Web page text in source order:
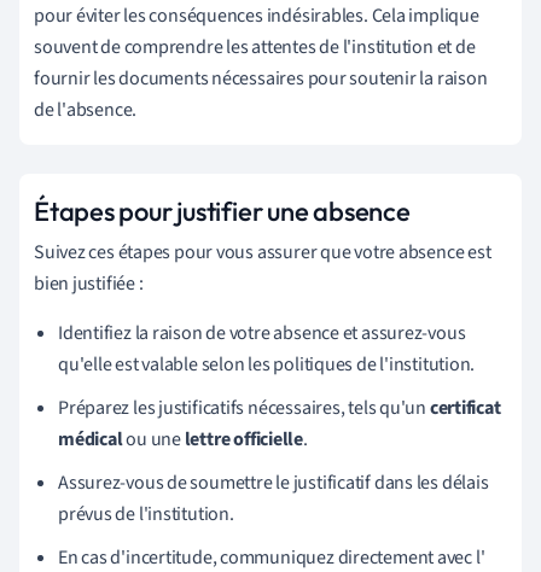
pour éviter les conséquences indésirables. Cela implique
souvent de comprendre les attentes de l'institution et de
fournir les documents nécessaires pour soutenir la raison
de l'absence.
Étapes pour justifier une absence
Suivez ces étapes pour vous assurer que votre absence est
bien justifiée :
Identifiez la raison de votre absence et assurez-vous
qu'elle est valable selon les politiques de l'institution.
Préparez les justificatifs nécessaires, tels qu'uncertificat
médicalou unelettre officielle.
Assurez-vous de soumettre le justificatif dans les délais
prévus de l'institution.
En cas d'incertitude, communiquez directement avec l'